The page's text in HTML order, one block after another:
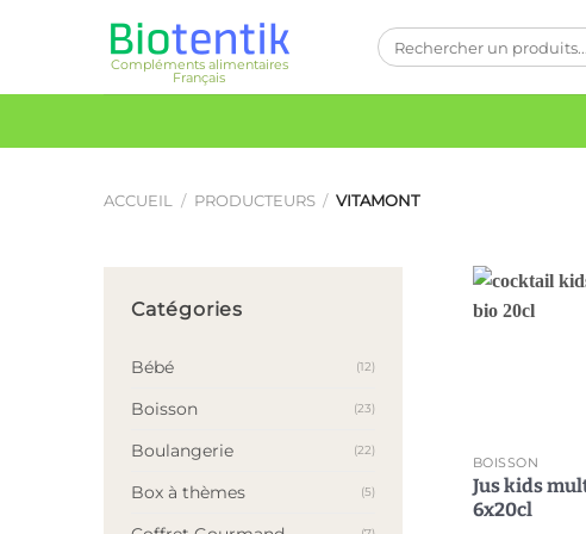
Compléments alimentaires
Français
Recherche
pour :
ACCUEIL / PRODUCTEURS / VITAMONT
Catégories
Bébé (12)
Boisson (23)
Boulangerie (22)
Box à thèmes (5)
BOISSON
Jus kids
6x20cl